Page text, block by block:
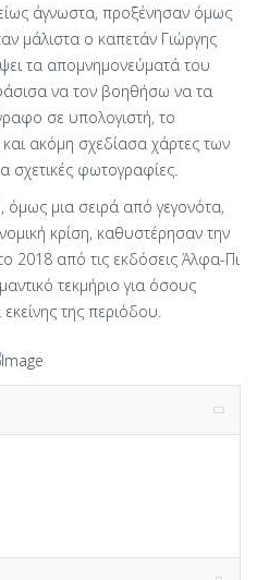
άγνωστα, προξένησαν όμως
μάλιστα ο καπετάν Γιώργης
τα απομνημονεύματά του
να τον βοηθήσω να τα
σε υπολογιστή, το
ακόμη σχεδίασα χάρτες των
σχετικές φωτογραφίες.
όμως μια σειρά από γεγονότα,
κρίση, καθυστέρησαν την
2018 από τις εκδόσεις Άλφα-Πι
τεκμήριο για όσους
εκείνης της περιόδου.